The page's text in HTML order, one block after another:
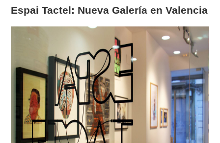
Espai Tactel: Nueva Galería en Valencia